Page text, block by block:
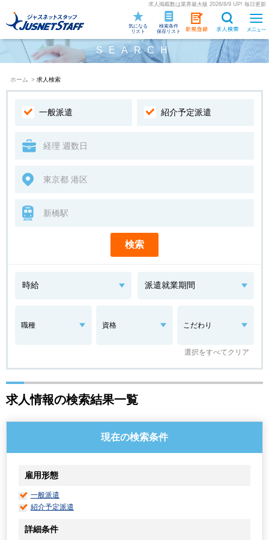
求人掲載数は業界最大級 2026/8/9 UP! 毎日更新
検索条件
保存リスト
気になる
リスト
SEARCH
ホーム > 求人検索
一般派遣 紹介予定派遣
検索
職種 資格 こだわり
選択をすべてクリア
求人情報の検索結果一覧
現在の検索条件
雇用形態
一般派遣
紹介予定派遣
詳細条件